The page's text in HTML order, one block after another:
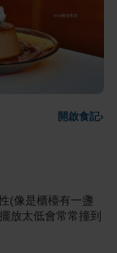
開啟食記›
(像是櫃檯有一盞
放太低會常常撞到